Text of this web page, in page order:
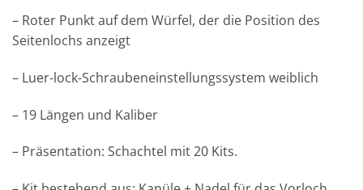
– Roter Punkt auf dem Würfel, der die Position des
Seitenlochs anzeigt
– Luer-lock-Schraubeneinstellungssystem weiblich
– 19 Längen und Kaliber
– Präsentation: Schachtel mit 20 Kits.